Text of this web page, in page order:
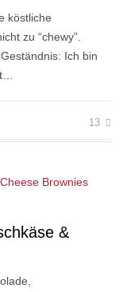
köstliche
zu “chewy”.
Ich bin
13
&